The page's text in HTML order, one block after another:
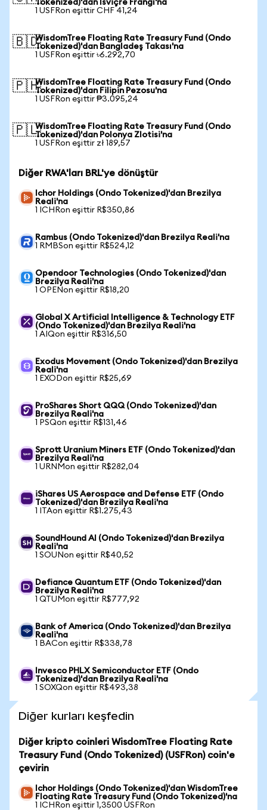
Tokenized)'dan İsviçre Frangı'na
1 USFRon eşittir CHF 41,24
🇧🇩WisdomTree Floating Rate Treasury Fund (Ondo
Tokenized)'dan Bangladeş Takası'na
1 USFRon eşittir ৳6.292,70
🇵🇭WisdomTree Floating Rate Treasury Fund (Ondo
Tokenized)'dan Filipin Pezosu'na
1 USFRon eşittir ₱3.095,24
🇵🇱WisdomTree Floating Rate Treasury Fund (Ondo
Tokenized)'dan Polonya Zlotisi'na
1 USFRon eşittir zł 189,57
Diğer RWA'ları BRL'ye dönüştür
Ichor Holdings (Ondo Tokenized)'dan Brezilya
Reali'na
1 ICHRon eşittir R$350,86
Rambus (Ondo Tokenized)'dan Brezilya Reali'na
1 RMBSon eşittir R$524,12
Opendoor Technologies (Ondo Tokenized)'dan
Brezilya Reali'na
1 OPENon eşittir R$18,20
Global X Artificial Intelligence & Technology ETF
(Ondo Tokenized)'dan Brezilya Reali'na
1 AIQon eşittir R$316,50
Exodus Movement (Ondo Tokenized)'dan Brezilya
Reali'na
1 EXODon eşittir R$25,69
ProShares Short QQQ (Ondo Tokenized)'dan
Brezilya Reali'na
1 PSQon eşittir R$131,46
Sprott Uranium Miners ETF (Ondo Tokenized)'dan
Brezilya Reali'na
1 URNMon eşittir R$282,04
iShares US Aerospace and Defense ETF (Ondo
Tokenized)'dan Brezilya Reali'na
1 ITAon eşittir R$1.275,43
SoundHound AI (Ondo Tokenized)'dan Brezilya
Reali'na
1 SOUNon eşittir R$40,52
Defiance Quantum ETF (Ondo Tokenized)'dan
Brezilya Reali'na
1 QTUMon eşittir R$777,92
Bank of America (Ondo Tokenized)'dan Brezilya
Reali'na
1 BACon eşittir R$338,78
Invesco PHLX Semiconductor ETF (Ondo
Tokenized)'dan Brezilya Reali'na
1 SOXQon eşittir R$493,38
Diğer kurları keşfedin
Diğer kripto coinleri WisdomTree Floating Rate
Treasury Fund (Ondo Tokenized) (USFRon) coin'e
çevirin
Ichor Holdings (Ondo Tokenized)'dan WisdomTree
Floating Rate Treasury Fund (Ondo Tokenized)'na
1 ICHRon eşittir 1,3500 USFRon